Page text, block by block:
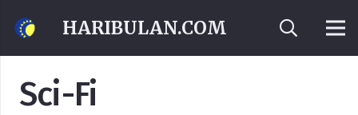
HARIBULAN.COM
Sci-Fi